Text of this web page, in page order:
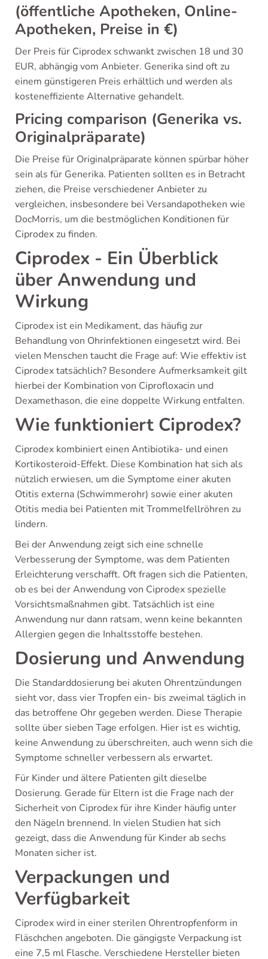
(öffentliche Apotheken, Online-
Apotheken, Preise in €)
Der Preis für Ciprodex schwankt zwischen 18 und 30
EUR, abhängig vom Anbieter. Generika sind oft zu
einem günstigeren Preis erhältlich und werden als
kosteneffiziente Alternative gehandelt.
Pricing comparison (Generika vs.
Originalpräparate)
Die Preise für Originalpräparate können spürbar höher
sein als für Generika. Patienten sollten es in Betracht
ziehen, die Preise verschiedener Anbieter zu
vergleichen, insbesondere bei Versandapotheken wie
DocMorris, um die bestmöglichen Konditionen für
Ciprodex zu finden.
Ciprodex - Ein Überblick
über Anwendung und
Wirkung
Ciprodex ist ein Medikament, das häufig zur
Behandlung von Ohrinfektionen eingesetzt wird. Bei
vielen Menschen taucht die Frage auf: Wie effektiv ist
Ciprodex tatsächlich? Besondere Aufmerksamkeit gilt
hierbei der Kombination von Ciprofloxacin und
Dexamethason, die eine doppelte Wirkung entfalten.
Wie funktioniert Ciprodex?
Ciprodex kombiniert einen Antibiotika- und einen
Kortikosteroid-Effekt. Diese Kombination hat sich als
nützlich erwiesen, um die Symptome einer akuten
Otitis externa (Schwimmerohr) sowie einer akuten
Otitis media bei Patienten mit Trommelfellröhren zu
lindern.
Bei der Anwendung zeigt sich eine schnelle
Verbesserung der Symptome, was dem Patienten
Erleichterung verschafft. Oft fragen sich die Patienten,
ob es bei der Anwendung von Ciprodex spezielle
Vorsichtsmaßnahmen gibt. Tatsächlich ist eine
Anwendung nur dann ratsam, wenn keine bekannten
Allergien gegen die Inhaltsstoffe bestehen.
Dosierung und Anwendung
Die Standarddosierung bei akuten Ohrentzündungen
sieht vor, dass vier Tropfen ein- bis zweimal täglich in
das betroffene Ohr gegeben werden. Diese Therapie
sollte über sieben Tage erfolgen. Hier ist es wichtig,
keine Anwendung zu überschreiten, auch wenn sich die
Symptome schneller verbessern als erwartet.
Für Kinder und ältere Patienten gilt dieselbe
Dosierung. Gerade für Eltern ist die Frage nach der
Sicherheit von Ciprodex für ihre Kinder häufig unter
den Nägeln brennend. In vielen Studien hat sich
gezeigt, dass die Anwendung für Kinder ab sechs
Monaten sicher ist.
Verpackungen und
Verfügbarkeit
Ciprodex wird in einer sterilen Ohrentropfenform in
Fläschchen angeboten. Die gängigste Verpackung ist
eine 7,5 ml Flasche. Verschiedene Hersteller bieten